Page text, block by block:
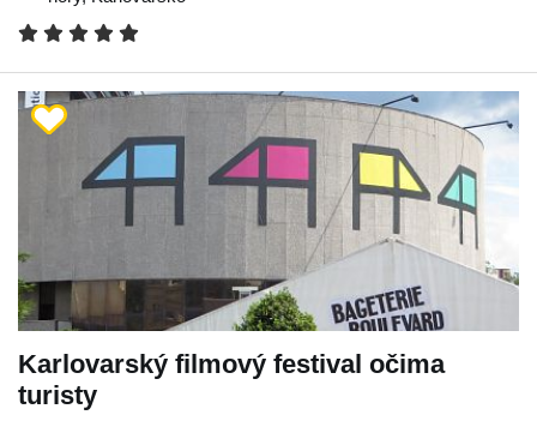
Karlovarský filmový festival očima
turisty